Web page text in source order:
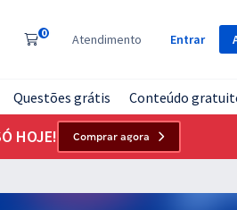
0 Atendimento Entrar
Questões grátis Conteúdo
HOJE! Comprar agora